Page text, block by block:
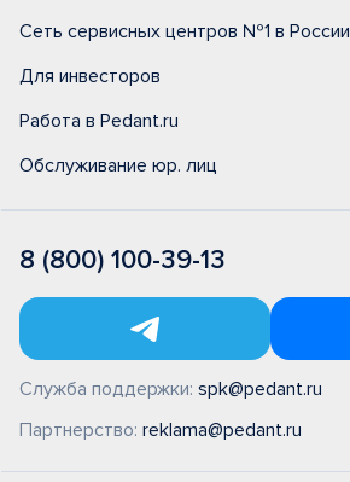
Сеть сервисных центров №1 в России
Для инвесторов
Работа в Pedant.ru
Обслуживание юр. лиц
8 (800) 100-39-13
Служба поддержки: spk@pedant.ru
Партнерство: reklama@pedant.ru